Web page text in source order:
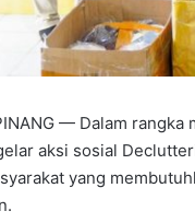
— Dalam
aksi sosial
yang